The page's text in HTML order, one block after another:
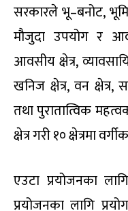
सरकारले भू–बनोट,
मौजुदा उपयोग र
आवसीय क्षेत्र,
खनिज क्षेत्र, वन क्षेत्र,
तथा पुरातात्विक
क्षेत्र गरी १० क्षेत्रमा
एउटा प्रयोजनका
प्रयोजनका लागि